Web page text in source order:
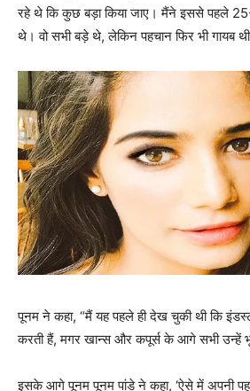
रहे थे कि कुछ बड़ा किया जाए। मैंने इससे पहले
थे। वो सभी बड़े थे, लेकिन पहचान फिर भी गायब
पूनम ने कहा, “मैं यह पहले ही देख चुकी थी कि
करती हैं, मगर खान्स और कपूर्स के आगे सभी उन्हें
इसके आगे पूनम पूनम पांडे ने कहा, ‘ऐसे में अपनी